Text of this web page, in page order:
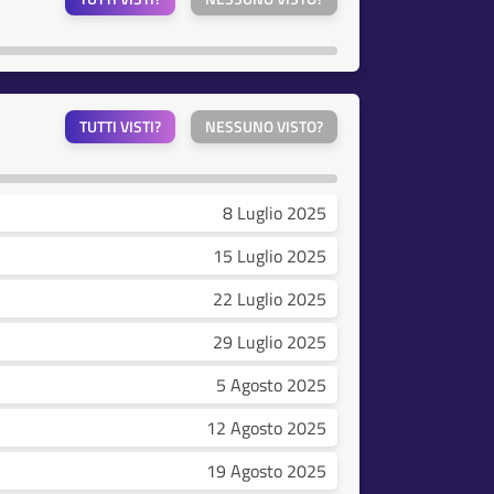
TUTTI VISTI? NESSUNO VISTO?
8 Luglio 2025
15 Luglio 2025
22 Luglio 2025
29 Luglio 2025
5 Agosto 2025
12 Agosto 2025
19 Agosto 2025